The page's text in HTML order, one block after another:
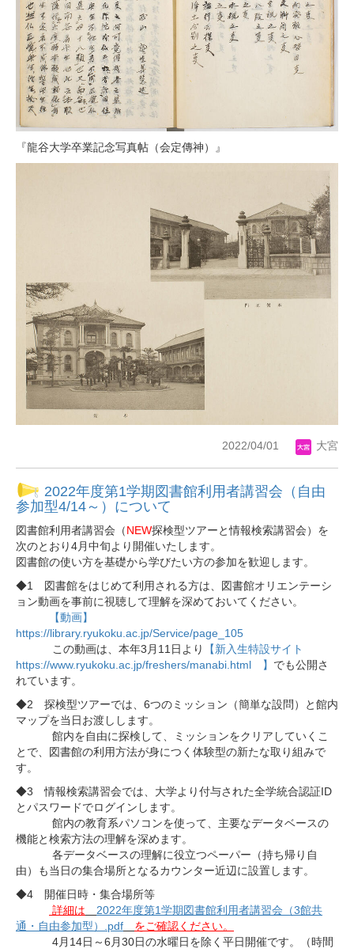
『龍谷大学卒業記念写真帖（会定傳神）』
2022/04/01 大宮
2022年度第1学期図書館利用者講習会（自由
参加型4/14～）について
図書館利用者講習会（NEW探検型ツアーと情報検索講習会）を
次のとおり4月中旬より開催いたします。
図書館の使い方を基礎から学びたい方の参加を歓迎します。
◆1 図書館をはじめて利用される方は、図書館オリエンテーシ
ョン動画を事前に視聴して理解を深めておいてください。
【動画】
https://library.ryukoku.ac.jp/Service/page_105
この動画は、本年3月11日より
【新入生特設サイト
https://www.ryukoku.ac.jp/freshers/manabi.html 】 でも公開さ
れています。
◆2 探検型ツアーでは、6つのミッション（簡単な設問）と館内
マップを当日お渡しします。
館内を自由に探検して、ミッションをクリアしていくこ
とで、図書館の利用方法が身につく体験型の新たな取り組みで
す。
◆3 情報検索講習会では、大学より付与された全学統合認証ID
とパスワードでログインします。
館内の教育系パソコンを使って、主要なデータベースの
機能と検索方法の理解を深めます。
各データベースの理解に役立つペーパー（持ち帰り自
由）も当日の集合場所となるカウンター近辺に設置します。
◆4 開催日時・集合場所等
詳細は
2022年度第1学期図書館利用者講習会（3館共
通・自由参加型）.pdf
をご確認ください。
4月14日～6月30日の水曜日を除く平日開催です。（時間